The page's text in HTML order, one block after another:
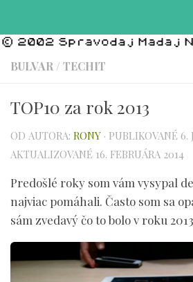
BULVAR / TECHIT
TOP10 za rok 2013
OD AUTORA: RONY · PUBLIKOVANÉ 6.
AKTUALIZOVANÉ 16. FEBRUÁRA 2014
Predošlé roky som vám vysypal
najviac pomáhali. Často som sa
sám zvedavý čo to bolo v roku